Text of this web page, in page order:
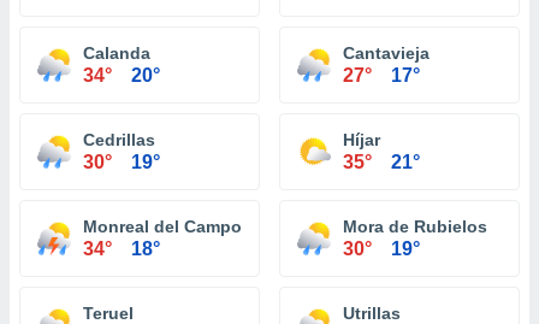
Calanda
34° 20°
Cantavieja
27° 17°
Cedrillas
30° 19°
Híjar
35° 21°
Monreal del Campo
34° 18°
Mora de Rubielos
30° 19°
Teruel Utrillas